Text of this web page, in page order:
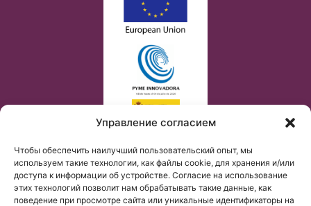
Управление согласием
Чтобы обеспечить наилучший пользовательский опыт, мы
используем такие технологии, как файлы cookie, для хранения и/или
доступа к информации об устройстве. Согласие на использование
этих технологий позволит нам обрабатывать такие данные, как
поведение при просмотре сайта или уникальные идентификаторы на